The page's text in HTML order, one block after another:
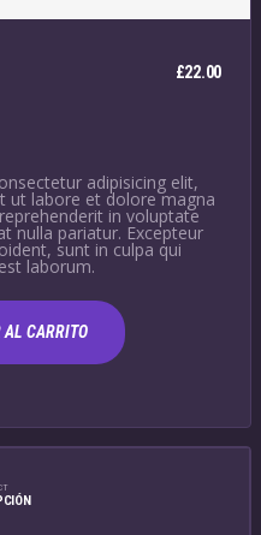
£22.00
adipisicing elit,
ut labore et dolore magna
in voluptate
nulla pariatur. Excepteur
sunt in culpa qui
laborum.
AL CARRITO